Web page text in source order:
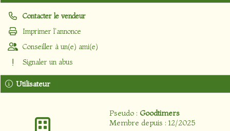
Utilisateur
Pseudo : Goodtimers
Membre depuis : 12/2025
Contacter le vendeur
Imprimer l'annonce
Conseiller à un(e) ami(e)
Signaler un abus